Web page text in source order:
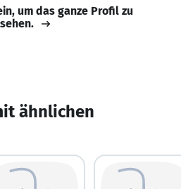
um das ganze Profil zu
sehen.
ähnlichen